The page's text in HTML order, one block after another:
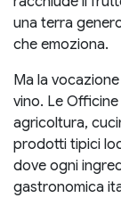
una terra
che emoziona.
Ma la
vino. Le
agricoltura,
prodotti tipici
dove ogni
gastronomica